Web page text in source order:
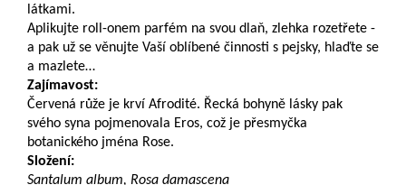
látkami.
Aplikujte roll-onem parfém na svou dlaň, zlehka rozetřete -
a pak už se věnujte Vaší oblíbené činnosti s pejsky, hlaďte se
a mazlete…
Zajímavost:
Červená růže je krví Afrodité. Řecká bohyně lásky pak
svého syna pojmenovala Eros, což je přesmyčka
botanického jména Rose.
Složení:
Santalum album, Rosa damascena